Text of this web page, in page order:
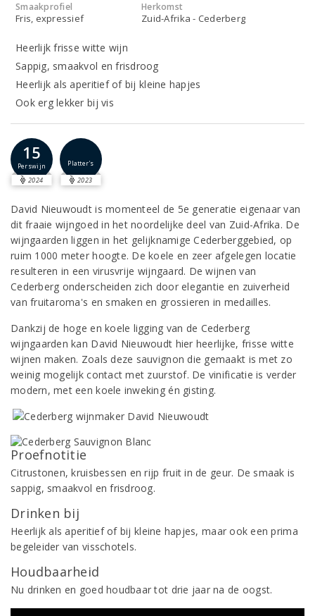
Smaakprofiel
Fris, expressief
Herkomst
Zuid-Afrika - Cederberg
Heerlijk frisse witte wijn
Sappig, smaakvol en frisdroog
Heerlijk als aperitief of bij kleine hapjes
Ook erg lekker bij vis
15
Perswijn
2024
Platter's
2023
David Nieuwoudt is momenteel de 5e generatie eigenaar van
dit fraaie wijngoed in het noordelijke deel van Zuid-Afrika. De
wijngaarden liggen in het gelijknamige Cederberggebied, op
ruim 1000 meter hoogte. De koele en zeer afgelegen locatie
resulteren in een virusvrije wijngaard. De wijnen van
Cederberg onderscheiden zich door elegantie en zuiverheid
van fruitaroma's en smaken en grossieren in medailles.
Dankzij de hoge en koele ligging van de Cederberg
wijngaarden kan David Nieuwoudt hier heerlijke, frisse witte
wijnen maken. Zoals deze sauvignon die gemaakt is met zo
weinig mogelijk contact met zuurstof. De vinificatie is verder
modern, met een koele inweking én gisting.
Proefnotitie
Citrustonen, kruisbessen en rijp fruit in de geur. De smaak is
sappig, smaakvol en frisdroog.
Drinken bij
Heerlijk als aperitief of bij kleine hapjes, maar ook een prima
begeleider van visschotels.
Houdbaarheid
Nu drinken en goed houdbaar tot drie jaar na de oogst.